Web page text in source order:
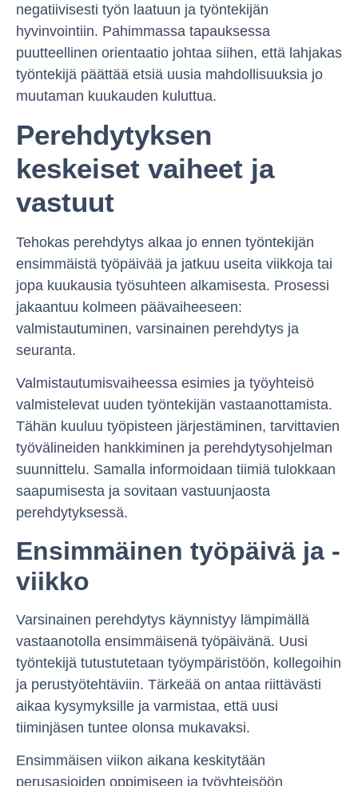
negatiivisesti työn laatuun ja työntekijän
hyvinvointiin. Pahimmassa tapauksessa
puutteellinen orientaatio johtaa siihen, että lahjakas
työntekijä päättää etsiä uusia mahdollisuuksia jo
muutaman kuukauden kuluttua.
Perehdytyksen
keskeiset vaiheet ja
vastuut
Tehokas perehdytys alkaa jo ennen työntekijän
ensimmäistä työpäivää ja jatkuu useita viikkoja tai
jopa kuukausia työsuhteen alkamisesta. Prosessi
jakaantuu kolmeen päävaiheeseen:
valmistautuminen, varsinainen perehdytys ja
seuranta.
Valmistautumisvaiheessa esimies ja työyhteisö
valmistelevat uuden työntekijän vastaanottamista.
Tähän kuuluu työpisteen järjestäminen, tarvittavien
työvälineiden hankkiminen ja perehdytysohjelman
suunnittelu. Samalla informoidaan tiimiä tulokkaan
saapumisesta ja sovitaan vastuunjaosta
perehdytyksessä.
Ensimmäinen työpäivä ja -
viikko
Varsinainen perehdytys käynnistyy lämpimällä
vastaanotolla ensimmäisenä työpäivänä. Uusi
työntekijä tutustutetaan työympäristöön, kollegoihin
ja perustyötehtäviin. Tärkeää on antaa riittävästi
aikaa kysymyksille ja varmistaa, että uusi
tiiminjäsen tuntee olonsa mukavaksi.
Ensimmäisen viikon aikana keskitytään
perusasioiden oppimiseen ja työyhteisöön